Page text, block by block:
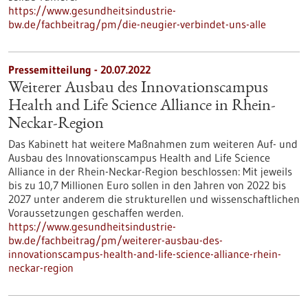
https://www.gesundheitsindustrie-
bw.de/fachbeitrag/pm/die-neugier-verbindet-uns-alle
Pressemitteilung - 20.07.2022
Weiterer Ausbau des Innovationscampus
Health and Life Science Alliance in Rhein-
Neckar-Region
Das Kabinett hat weitere Maßnahmen zum weiteren Auf- und
Ausbau des Innovationscampus Health and Life Science
Alliance in der Rhein-Neckar-Region beschlossen: Mit jeweils
bis zu 10,7 Millionen Euro sollen in den Jahren von 2022 bis
2027 unter anderem die strukturellen und wissenschaftlichen
Voraussetzungen geschaffen werden.
https://www.gesundheitsindustrie-
bw.de/fachbeitrag/pm/weiterer-ausbau-des-
innovationscampus-health-and-life-science-alliance-rhein-
neckar-region